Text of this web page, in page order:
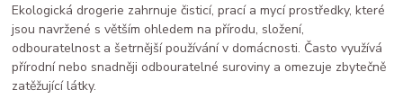
Ekologická drogerie zahrnuje čisticí, prací a mycí prostředky, které
jsou navržené s větším ohledem na přírodu, složení,
odbouratelnost a šetrnější používání v domácnosti. Často využívá
přírodní nebo snadněji odbouratelné suroviny a omezuje zbytečně
zatěžující látky.